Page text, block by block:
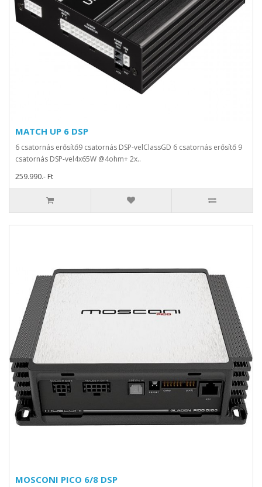
MATCH UP 6 DSP
6 csatornás erősítő9 csatornás DSP-velClassGD 6 csatornás erősítő 9
csatornás DSP-vel4x65W @4ohm+ 2x..
259.990.- Ft
MOSCONI PICO 6/8 DSP